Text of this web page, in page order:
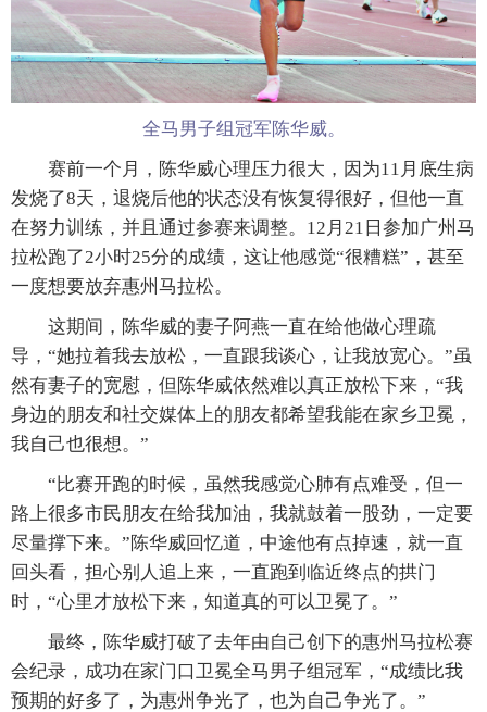
全马男子组冠军陈华威。
赛前一个月，陈华威心理压力很大，因为11月底生病
发烧了8天，退烧后他的状态没有恢复得很好，但他一直
在努力训练，并且通过参赛来调整。12月21日参加广州马
拉松跑了2小时25分的成绩，这让他感觉“很糟糕”，甚至
一度想要放弃惠州马拉松。
这期间，陈华威的妻子阿燕一直在给他做心理疏
导，“她拉着我去放松，一直跟我谈心，让我放宽心。”虽
然有妻子的宽慰，但陈华威依然难以真正放松下来，“我
身边的朋友和社交媒体上的朋友都希望我能在家乡卫冕，
我自己也很想。”
“比赛开跑的时候，虽然我感觉心肺有点难受，但一
路上很多市民朋友在给我加油，我就鼓着一股劲，一定要
尽量撑下来。”陈华威回忆道，中途他有点掉速，就一直
回头看，担心别人追上来，一直跑到临近终点的拱门
时，“心里才放松下来，知道真的可以卫冕了。”
最终，陈华威打破了去年由自己创下的惠州马拉松赛
会纪录，成功在家门口卫冕全马男子组冠军，“成绩比我
预期的好多了，为惠州争光了，也为自己争光了。”